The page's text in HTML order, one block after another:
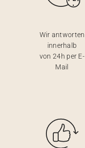
Wir antworten
innerhalb
von 24h per E-
Mail